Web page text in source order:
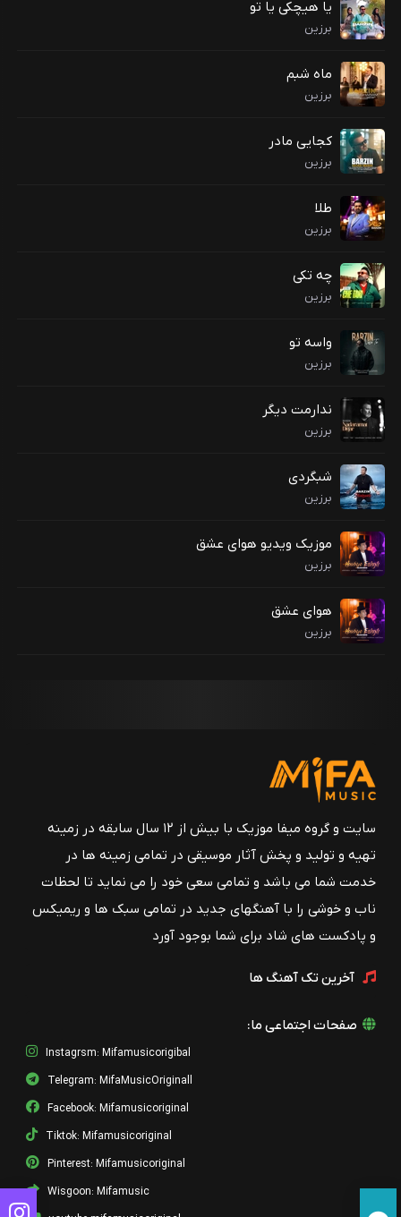
یا هیچکی یا تو
برزین
ماه شبم
برزین
کجایی مادر
برزین
طلا
برزین
چه تکی
برزین
واسه تو
برزین
ندارمت دیگر
برزین
شبگردی
برزین
موزیک ویدیو هوای عشق
برزین
هوای عشق
برزین
سایت و گروه میفا موزیک با بیش از ۱۲ سال سابقه در زمینه
تهیه و تولید و پخش آثار موسیقی در تمامی زمینه ها در
خدمت شما می باشد و تمامی سعی خود را می نماید تا لحظات
ناب و خوشی را با آهنگهای جدید در تمامی سبک ها و ریمیکس
و پادکست های شاد برای شما بوجود آورد
آخرین تک آهنگ ها
صفحات اجتماعی ما:
Instagrsm: Mifamusicorigibal
Telegram: MifaMusicOriginall
Facebook: Mifamusicoriginal
Tiktok: Mifamusicoriginal
Pinterest: Mifamusicoriginal
Wisgoon: Mifamusic